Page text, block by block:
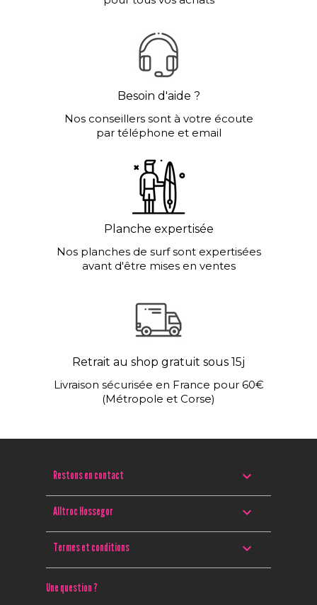
Besoin d'aide ?
Nos conseillers sont à votre écoute
par téléphone et email
Planche expertisée
Nos planches de surf sont expertisées
avant d'être mises en ventes
Retrait au shop gratuit sous 15j
Livraison sécurisée en France pour 60€
(Métropole et Corse)
Restons en contact 
Alltroc Hossegor 
Termes et conditions 
Une question ?